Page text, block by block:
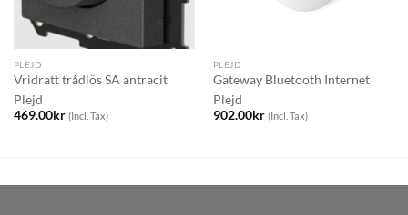
PLEJD
Vridratt trådlös SA antracit
Plejd
469.00kr (Incl. Tax)
PLEJD
Gateway Bluetooth Internet
Plejd
902.00kr (Incl. Tax)